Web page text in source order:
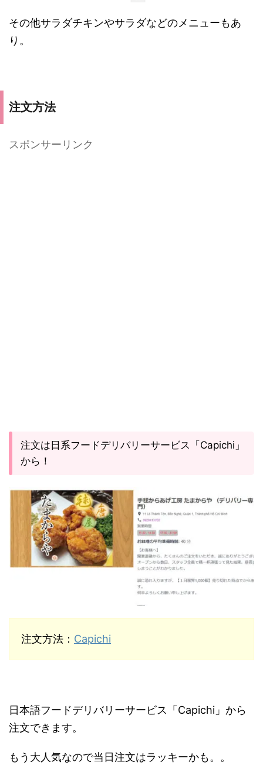
その他サラダチキンやサラダなどのメニューもあ
り。
注文方法
スポンサーリンク
注文は日系フードデリバリーサービス「Capichi」
から！
注文方法： Capichi
日本語フードデリバリーサービス「Capichi」から
注文できます。
もう大人気なので当日注文はラッキーかも。。